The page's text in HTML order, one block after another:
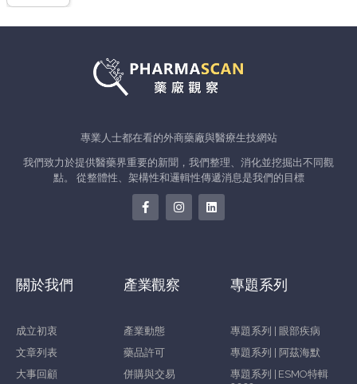
專業人士都在看的外商藥廠與醫療生技網站
我們致力於提供醫藥界重要的新聞，我們整理、消化並挖掘出不同觀
點。 從整體性、架構性和邏輯性傳遞消息是我們的目標
關於我們
成立初衷
文章列表
大事回顧
產業觀察
產業動態
藥品許可
併購與交易
專題系列
專題系列 | 眼部疾病
專題系列 | 阿茲海默
專題系列 | ESMO特輯